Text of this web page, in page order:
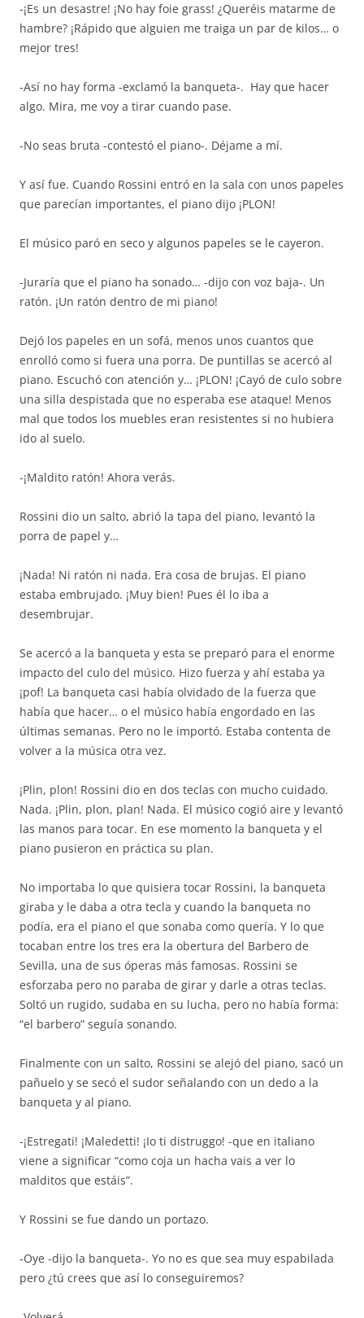
-¡Es un desastre! ¡No hay foie grass! ¿Queréis matarme de
hambre? ¡Rápido que alguien me traiga un par de kilos… o
mejor tres!
-Así no hay forma -exclamó la banqueta-. Hay que hacer
algo. Mira, me voy a tirar cuando pase.
-No seas bruta -contestó el piano-. Déjame a mí.
Y así fue. Cuando Rossini entró en la sala con unos papeles
que parecían importantes, el piano dijo ¡PLON!
El músico paró en seco y algunos papeles se le cayeron.
-Juraría que el piano ha sonado… -dijo con voz baja-. Un
ratón. ¡Un ratón dentro de mi piano!
Dejó los papeles en un sofá, menos unos cuantos que
enrolló como si fuera una porra. De puntillas se acercó al
piano. Escuchó con atención y… ¡PLON! ¡Cayó de culo sobre
una silla despistada que no esperaba ese ataque! Menos
mal que todos los muebles eran resistentes si no hubiera
ido al suelo.
-¡Maldito ratón! Ahora verás.
Rossini dio un salto, abrió la tapa del piano, levantó la
porra de papel y…
¡Nada! Ni ratón ni nada. Era cosa de brujas. El piano
estaba embrujado. ¡Muy bien! Pues él lo iba a
desembrujar.
Se acercó a la banqueta y esta se preparó para el enorme
impacto del culo del músico. Hizo fuerza y ahí estaba ya
¡pof! La banqueta casi había olvidado de la fuerza que
había que hacer… o el músico había engordado en las
últimas semanas. Pero no le importó. Estaba contenta de
volver a la música otra vez.
¡Plin, plon! Rossini dio en dos teclas con mucho cuidado.
Nada. ¡Plin, plon, plan! Nada. El músico cogió aire y levantó
las manos para tocar. En ese momento la banqueta y el
piano pusieron en práctica su plan.
No importaba lo que quisiera tocar Rossini, la banqueta
giraba y le daba a otra tecla y cuando la banqueta no
podía, era el piano el que sonaba como quería. Y lo que
tocaban entre los tres era la obertura del Barbero de
Sevilla, una de sus óperas más famosas. Rossini se
esforzaba pero no paraba de girar y darle a otras teclas.
Soltó un rugido, sudaba en su lucha, pero no había forma:
“el barbero” seguía sonando.
Finalmente con un salto, Rossini se alejó del piano, sacó un
pañuelo y se secó el sudor señalando con un dedo a la
banqueta y al piano.
-¡Estregati! ¡Maledetti! ¡Io ti distruggo! -que en italiano
viene a significar “como coja un hacha vais a ver lo
malditos que estáis”.
Y Rossini se fue dando un portazo.
-Oye -dijo la banqueta-. Yo no es que sea muy espabilada
pero ¿tú crees que así lo conseguiremos?